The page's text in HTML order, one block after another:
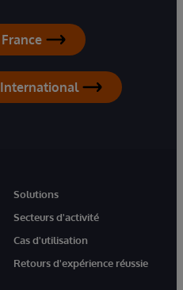
Solutions
Secteurs d'activité
Cas d'utilisation
Retours d'expérience réussie